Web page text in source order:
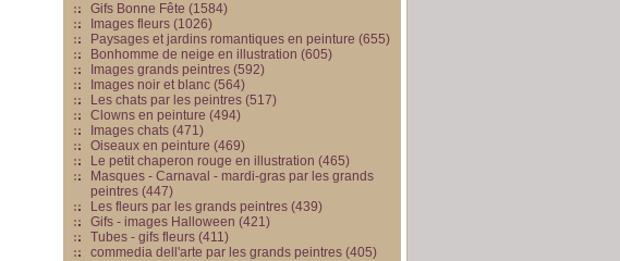
Gifs Bonne Fête (1584)
Images fleurs (1026)
Paysages et jardins romantiques en peinture (655)
Bonhomme de neige en illustration (605)
Images grands peintres (592)
Images noir et blanc (564)
Les chats par les peintres (517)
Clowns en peinture (494)
Images chats (471)
Oiseaux en peinture (469)
Le petit chaperon rouge en illustration (465)
Masques - Carnaval - mardi-gras par les grands
peintres (447)
Les fleurs par les grands peintres (439)
Gifs - images Halloween (421)
Tubes - gifs fleurs (411)
commedia dell'arte par les grands peintres (405)